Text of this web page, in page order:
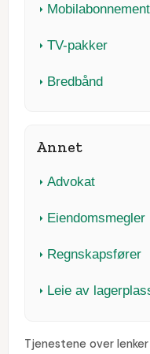
Mobilabonnement
TV-pakker
Bredbånd
Annet
Advokat
Eiendomsmegler
Regnskapsfører
Leie av
Tjenestene over